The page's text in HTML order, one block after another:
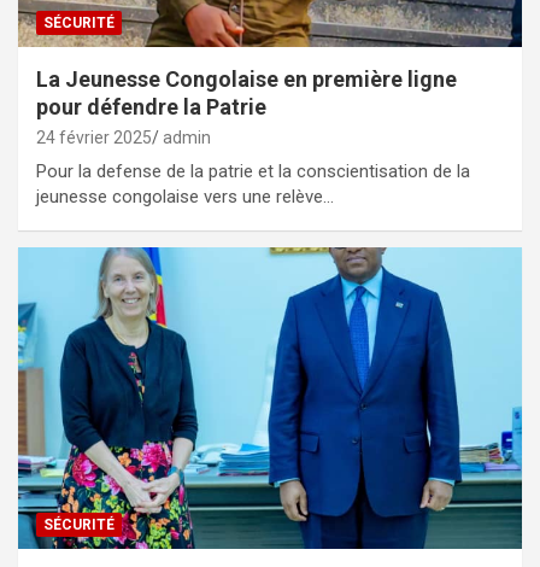
SÉCURITÉ
La Jeunesse Congolaise en première ligne
pour défendre la Patrie
24 février 2025 admin
Pour la defense de la patrie et la conscientisation de la
jeunesse congolaise vers une relève…
SÉCURITÉ